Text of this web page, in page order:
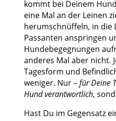
kommt bei Deinem
eine Mal an der Leinen
herumschnüffeln, in die
Passanten anspringen
Hundebegegnungen
anderes Mal aber nicht.
Tagesform und
weniger. Nur –für Deine
Hund verantwortlich,
Hast Du im Gegensatz